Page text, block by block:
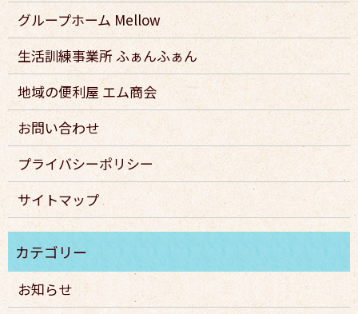
グループホーム Mellow
生活訓練事業所 ふぁんふぁん
地域の便利屋 エム商会
お問い合わせ
プライバシーポリシー
サイトマップ
お知らせ